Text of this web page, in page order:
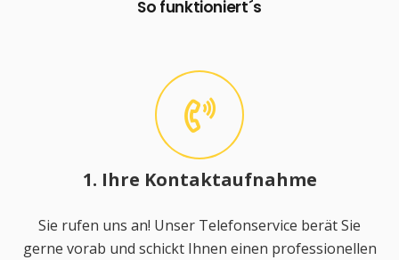
So funktioniert´s
1. Ihre Kontaktaufnahme
Sie rufen uns an! Unser Telefonservice berät Sie
gerne vorab und schickt Ihnen einen professionellen